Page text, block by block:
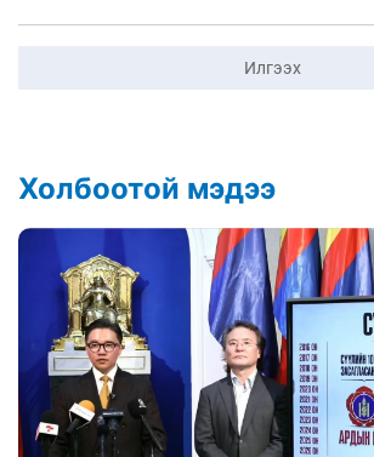
Илгээх
Холбоотой мэдээ